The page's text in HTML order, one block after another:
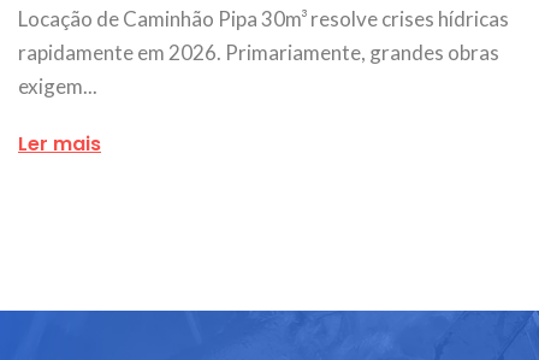
Locação de Caminhão Pipa 30m³ resolve crises hídricas
rapidamente em 2026. Primariamente, grandes obras
exigem...
Ler mais